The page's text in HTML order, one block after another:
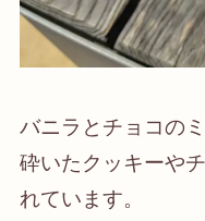
バニラとチョコの
砕いたクッキーや
れています。